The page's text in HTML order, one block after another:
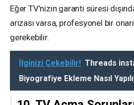
Eğer TV’nizin garanti süresi
arızası varsa, profesyonel bir
gerekebilir.
İlginizi Çekebilir! Threads
Biyografiye Ekleme Nasıl